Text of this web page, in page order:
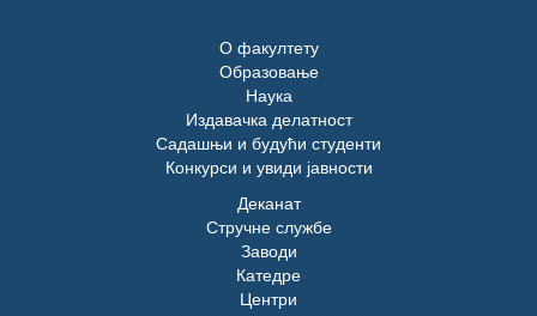
О факултету
Образовање
Наука
Издавачка делатност
Садашњи и будући студенти
Конкурси и увиди јавности
Деканат
Стручне службе
Заводи
Катедре
Центри